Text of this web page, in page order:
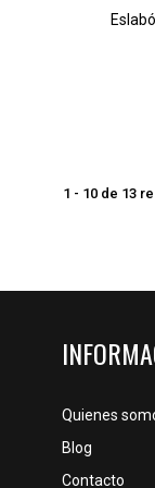
1 - 10 de 13
Quienes
Blog
Contacto